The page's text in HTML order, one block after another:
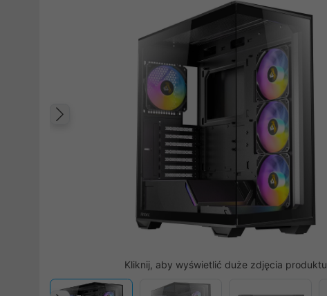
Poprzedni
Kliknij, aby wyświetlić duże zdjęcia produktu